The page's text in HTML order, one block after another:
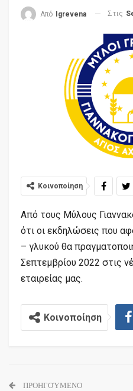
Από Igrevena Στις
Κοινοποίηση
Από τους Μύλους
ότι οι εκδηλώσεις που
– γλυκού θα
Σεπτεμβρίου 2022 στις
εταιρείας μας.
Κοινοποίηση
ΠΡΟΗΓΟΎΜΕΝΟ